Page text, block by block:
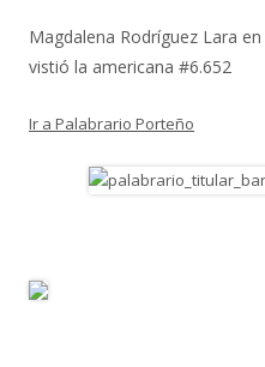
Magdalena Rodríguez Lara en
vistió la americana #6.652
Ir a Palabrario Porteño